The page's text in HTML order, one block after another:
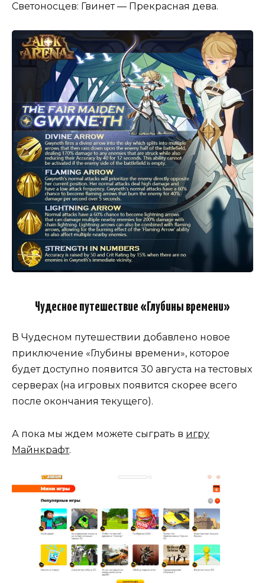
Светоносцев: Гвинет — Прекрасная дева.
Чудесное путешествие «Глубины времени»
В Чудесном путешествии добавлено новое
приключение «Глубины времени», которое
будет доступно появится 30 августа на тестовых
серверах (на игровых появится скорее всего
после окончания текущего).
А пока мы ждем можете сыграть в игру
Майнкрафт.